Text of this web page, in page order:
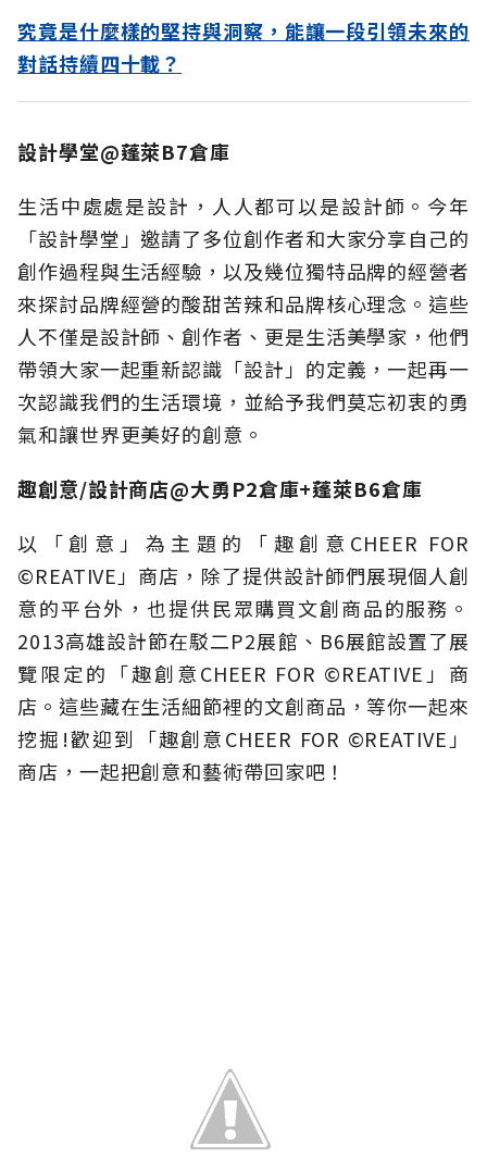
究竟是什麼樣的堅持與洞察，能讓一段引領未來的
對話持續四十載？
設計學堂@蓬萊B7倉庫
生活中處處是設計，人人都可以是設計師。今年
「設計學堂」邀請了多位創作者和大家分享自己的
創作過程與生活經驗，以及幾位獨特品牌的經營者
來探討品牌經營的酸甜苦辣和品牌核心理念。這些
人不僅是設計師、創作者、更是生活美學家，他們
帶領大家一起重新認識「設計」的定義，一起再一
次認識我們的生活環境，並給予我們莫忘初衷的勇
氣和讓世界更美好的創意。
趣創意/設計商店@大勇P2倉庫+蓬萊B6倉庫
以「創意」為主題的「趣創意CHEER FOR
©REATIVE」商店，除了提供設計師們展現個人創
意的平台外，也提供民眾購買文創商品的服務。
2013高雄設計節在駁二P2展館、B6展館設置了展
覽限定的「趣創意CHEER FOR ©REATIVE」商
店。這些藏在生活細節裡的文創商品，等你一起來
挖掘!歡迎到「趣創意CHEER FOR ©REATIVE」
商店，一起把創意和藝術帶回家吧！